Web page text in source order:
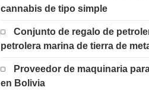
cannabis de tipo simple
Conjunto de regalo de
petrolera marina de tierra de
Proveedor de maquinaria
en Bolivia